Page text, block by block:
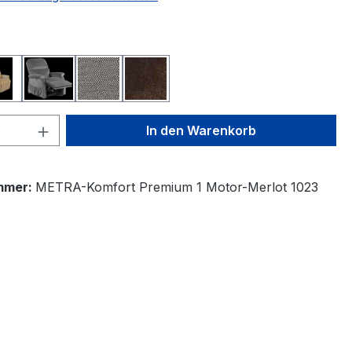
1026
Stahl 1025Grau-Schrafiert 1027
Haselnuss 1022
Anzahl: Gib den gewünschten Wert
In den Warenkorb
METRA-Komfort Premium 1 Motor-Merlot 1023